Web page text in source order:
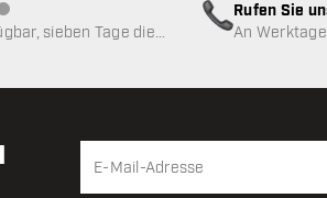
nicht verfügbar
sieben Tage die
Rufen Sie
An